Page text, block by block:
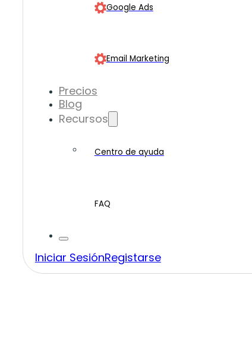
Google Ads
Email Marketing
Precios
Blog
Recursos
Centro de ayuda
FAQ
Iniciar SesiónRegistarse